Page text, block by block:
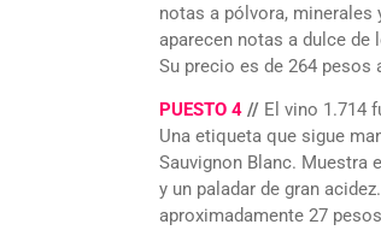
notas a pólvora, minerales
aparecen notas a dulce
Su precio es de 264 pesos
PUESTO 4 // El vino 1.714
Una etiqueta que sigue
Sauvignon Blanc. Muestra
y un paladar de gran
aproximadamente 27